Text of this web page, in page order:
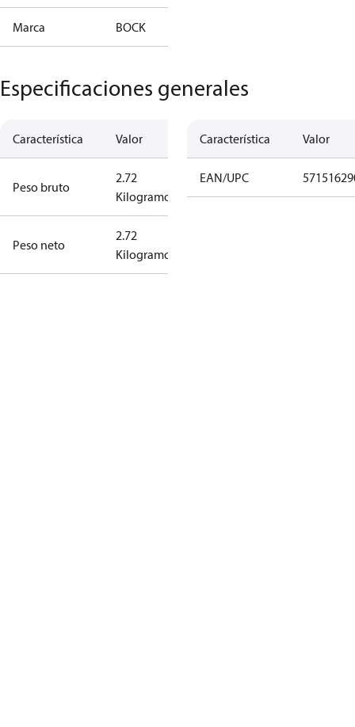
Marca BOCK
Especificaciones generales
Característica Valor
Peso bruto
2.72
Kilogramo
Peso neto
2.72
Kilogramo
Característica Valor
EAN/UPC